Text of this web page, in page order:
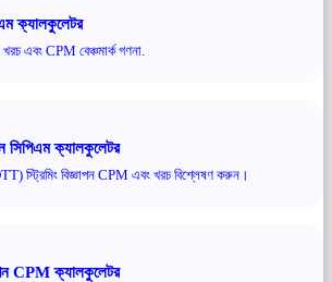
ক্যালকুলেটর
খরচ এবং CPM বেঞ্চমার্ক গণনা.
সিপিএম ক্যালকুলেটর
স্ট্রিমিং বিজ্ঞাপন CPM এবং খরচ বিশ্লেষণ করুন।
CPM ক্যালকুলেটর